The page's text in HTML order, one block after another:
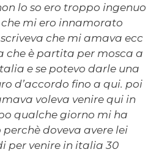
lo so ero troppo ingenuo
mi ero innamorato
che mi amava ecc
che è partita per mosca a
e se potevo darle una
d’accordo fino a qui. poi
voleva venire qui in
qualche giorno mi ha
perchè doveva avere lei
per venire in italia 30